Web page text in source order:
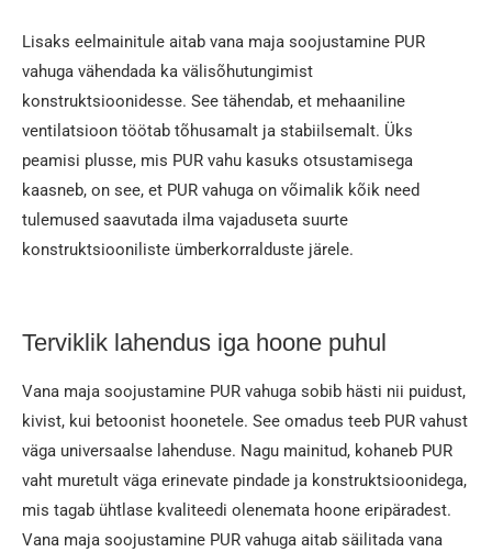
Lisaks eelmainitule aitab vana maja soojustamine PUR
vahuga vähendada ka välisõhutungimist
konstruktsioonidesse. See tähendab, et mehaaniline
ventilatsioon töötab tõhusamalt ja stabiilsemalt. Üks
peamisi plusse, mis PUR vahu kasuks otsustamisega
kaasneb, on see, et PUR vahuga on võimalik kõik need
tulemused saavutada ilma vajaduseta suurte
konstruktsiooniliste ümberkorralduste järele.
Terviklik lahendus iga hoone puhul
Vana maja soojustamine PUR vahuga sobib hästi nii puidust,
kivist, kui betoonist hoonetele. See omadus teeb PUR vahust
väga universaalse lahenduse. Nagu mainitud, kohaneb PUR
vaht muretult väga erinevate pindade ja konstruktsioonidega,
mis tagab ühtlase kvaliteedi olenemata hoone eripäradest.
Vana maja soojustamine PUR vahuga aitab säilitada vana